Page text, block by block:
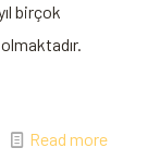
birçok
Read more